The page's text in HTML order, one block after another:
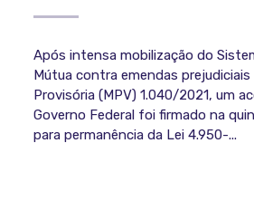
Após intensa mobilização do
Mútua contra emendas prejudiciais
Provisória (MPV) 1.040/2021, um
Governo Federal foi firmado na
para permanência da Lei 4.950-...